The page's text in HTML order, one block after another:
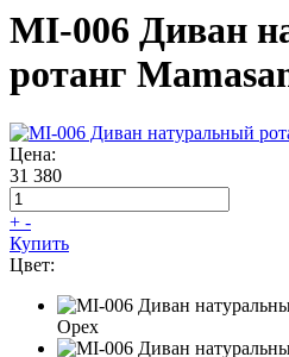
MI-006 Диван
ротанг
Цена:
31 380
+ -
Купить
Цвет:
Орех